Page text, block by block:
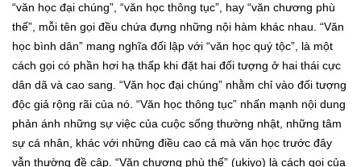
“văn học đại chúng”, “văn học thông tục”, hay “văn chương phù
thế”, mỗi tên gọi đều chứa đựng những nội hàm khác nhau. “Văn
học bình dân” mang nghĩa đối lập với “văn học quý tộc”, là một
cách gọi có phần hơi hạ thấp khi đặt hai đối tượng ở hai thái cực
dân dã và cao sang. “Văn học đại chúng” nhằm chỉ vào đối tượng
độc giả rộng rãi của nó. “Văn học thông tục” nhấn mạnh nội dung
phản ánh những sự việc của cuộc sống thường nhật, những tâm
sự cá nhân, khác với những điều cao cả mà văn học trước đây
vẫn thường đề cập. “Văn chương phù thế” (ukiyo) là cách gọi của